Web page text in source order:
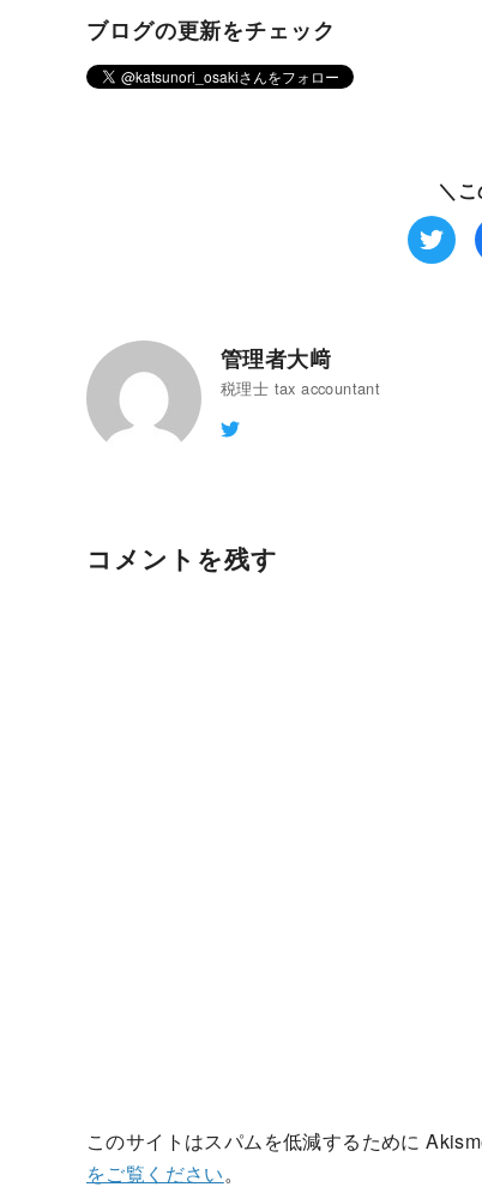
ブログの更新をチェック
＼
管理者大﨑
税理士 tax accountant
コメントを残す
このサイトはスパムを低減するために
をご覧ください。